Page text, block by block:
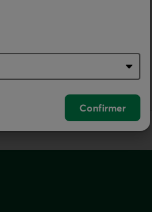
Confirmer
défaut.